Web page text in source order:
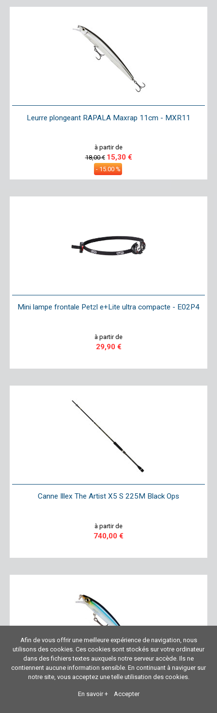
Leurre plongeant RAPALA Maxrap 11cm - MXR11
à partir de
18,00 € 15,30 €
- 15.00 %
Mini lampe frontale Petzl e+Lite ultra compacte - E02P4
à partir de
29,90 €
Canne Illex The Artist X5 S 225M Black Ops
à partir de
740,00 €
Afin de vous offrir une meilleure expérience de navigation, nous
utilisons des cookies. Ces cookies sont stockés sur votre ordinateur
dans des fichiers textes auxquels notre serveur accède. Ils ne
contiennent aucune information sensible. En continuant à naviguer sur
notre site, vous acceptez une telle utilisation des cookies.
En savoir + Accepter